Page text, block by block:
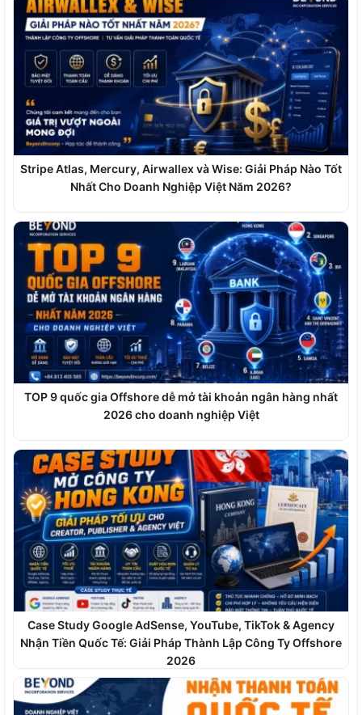
Stripe Atlas, Mercury, Airwallex và Wise: Giải Pháp Nào Tốt
Nhất Cho Doanh Nghiệp Việt Năm 2026?
TOP 9 quốc gia Offshore dễ mở tài khoản ngân hàng nhất
2026 cho doanh nghiệp Việt
Case Study Google AdSense, YouTube, TikTok & Agency
Nhận Tiền Quốc Tế: Giải Pháp Thành Lập Công Ty Offshore
2026